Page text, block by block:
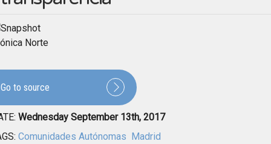
Norte
Go to source
Wednesday September 13th, 2017
Comunidades Autónomas Madrid